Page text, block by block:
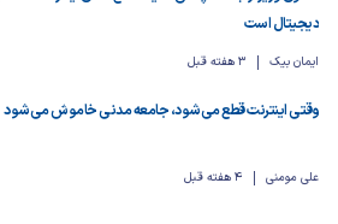
دیجیتال است
ایمان بیک 3 هفته قبل
وقتی اینترنت قطع می‌شود، جامعه مدنی خاموش می‌شود
علی مومنی 4 هفته قبل